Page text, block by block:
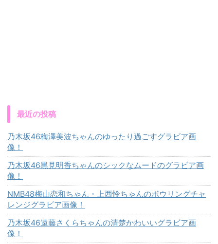
最近の投稿
乃木坂46梅澤美波ちゃんのゆったり過ごすグラビア画
像！
乃木坂46黒見明香ちゃんのシックなムードのグラビア画
像！
NMB48梅山恋和ちゃん・上西怜ちゃんのボウリングチャ
レンジグラビア画像！
乃木坂46遠藤さくらちゃんの清楚かわいいグラビア画
像！